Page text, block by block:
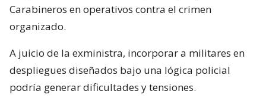
Carabineros en operativos contra el crimen
organizado.
A juicio de la exministra, incorporar a militares en
despliegues diseñados bajo una lógica policial
podría generar dificultades y tensiones.